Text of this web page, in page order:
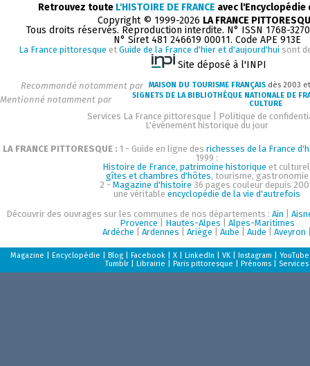
Retrouvez toute L'HISTOIRE DE FRANCE avec
Copyright © 1999-2026 LA FRANCE
Tous droits réservés. Reproduction interdite. N° ISSN 1768-
N° Siret 481 246619 00011. Code APE 913E
La France pittoresque et Guide de la France d'hier et d'aujourd'hui sont
Site déposé à l'INPI
Recommandé notamment par MAISON DU TOURISME FRANÇAIS dès 2003
Mentionné notamment par
SIGNETS DE LA BIBLIOTHÈQUE NATIONALE DE
CULTURE
Services La France pittoresque
Politique de
L'événement historique du jour
LA FRANCE PITTORESQUE : 1 - Guide en ligne des richesses de la France
1999 :
Histoire de France, patrimoine historique et
gîtes et chambres d'hôtes, tourisme, gastronomie
2 - Magazine d'histoire 36 pages couleur depuis
une véritableencyclopédie de la vie d'autrefois
Découvrir des ouvrages sur les communes de nos départements :Ain |
Provence
Hautes-Alpes
Alpes-Maritimes
Ardèche |Ardennes |Ariège |Aube |Aude |Aveyron
Magazine |Encyclopédie |Blog |Facebook |X |LinkedIn |VK |Instagram |YouTube
Tumblr |Librairie |Paris pittoresque |Prénoms Services